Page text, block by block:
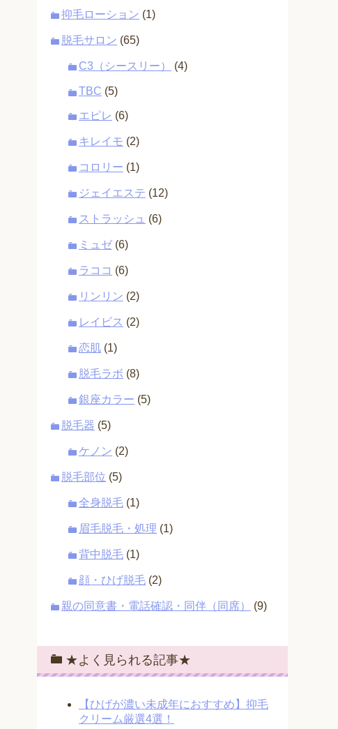
抑毛ローション (1)
脱毛サロン (65)
C3（シースリー） (4)
TBC (5)
エピレ (6)
キレイモ (2)
コロリー (1)
ジェイエステ (12)
ストラッシュ (6)
ミュゼ (6)
ラココ (6)
リンリン (2)
レイビス (2)
恋肌 (1)
脱毛ラボ (8)
銀座カラー (5)
脱毛器 (5)
ケノン (2)
脱毛部位 (5)
全身脱毛 (1)
眉毛脱毛・処理 (1)
背中脱毛 (1)
顔・ひげ脱毛 (2)
親の同意書・電話確認・同伴（同席） (9)
★よく見られる記事★
【ひげが濃い未成年におすすめ】抑毛
クリーム厳選4選！